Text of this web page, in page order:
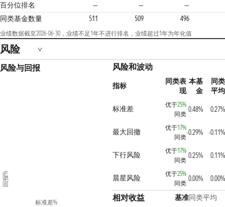
百分位排名 — —
—
同类基金数量
511 509 496
业绩数据截至2026-06-30，业绩不足1年不进行排名，业绩超过1年为年化值
风险
风险与回报
标准差%
回报%
风险和波动
指标
同类表
现
本基
金
同类
平均
标准差
优于25%
同类
0.48% 0.27%
最大回撤 优于17%
同类
-0.29% -0.11%
下行风险 优于17%
同类
0.25% 0.11%
晨星风险 优于25%
同类
0.00% 0.00%
相对收益 基准同类平均